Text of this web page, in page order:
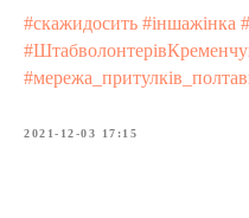
#скажидосить #іншажінка
2021-12-03 17:15